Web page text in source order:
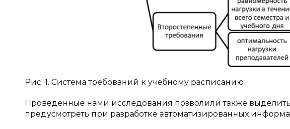
Рис. 1. Система требований к учебному расписанию
Проведенные нами исследования позволили также
предусмотреть при разработке автоматизированных